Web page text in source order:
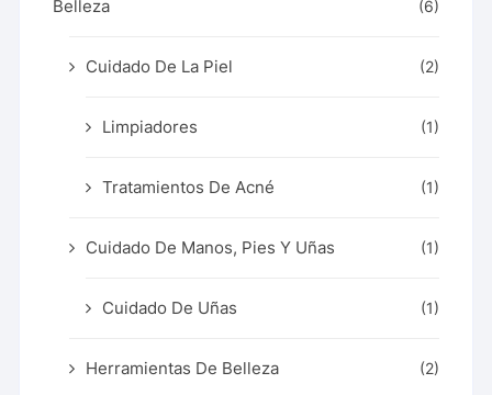
Belleza (6)
Cuidado De La Piel (2)
Limpiadores (1)
Tratamientos De Acné (1)
Cuidado De Manos, Pies Y Uñas (1)
Cuidado De Uñas (1)
Herramientas De Belleza (2)